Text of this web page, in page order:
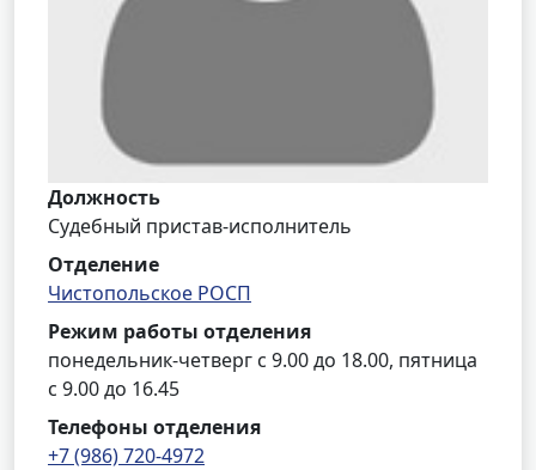
Должность
Судебный пристав-исполнитель
Отделение
Чистопольское РОСП
Режим работы отделения
понедельник-четверг с 9.00 до 18.00, пятница
с 9.00 до 16.45
Телефоны отделения
+7 (986) 720-4972